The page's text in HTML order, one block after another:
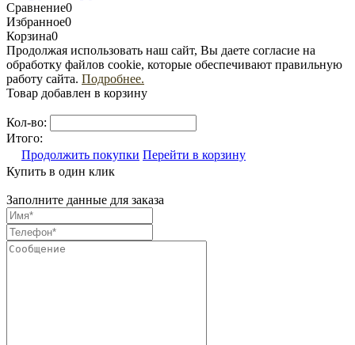
Сравнение0
Избранное0
Корзина0
Продолжая использовать наш сайт, Вы даете согласие на
обработку файлов cookie, которые обеспечивают правильную
работу сайта. Подробнее.
Товар добавлен в корзину
Кол-во:
Итого:
Продолжить покупки Перейти в корзину
Купить в один клик
Заполните данные для заказа